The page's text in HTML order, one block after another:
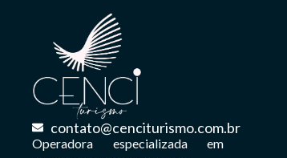
contato@cenciturismo.com.br
Operadora especializada em